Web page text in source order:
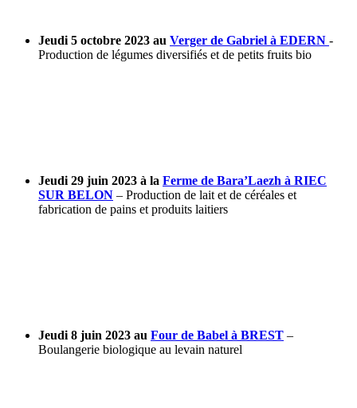
Jeudi 5 octobre 2023 au Verger de Gabriel à EDERN -
Production de légumes diversifiés et de petits fruits bio
Jeudi 29 juin 2023 à la Ferme de Bara’Laezh à RIEC
SUR BELON – Production de lait et de céréales et
fabrication de pains et produits laitiers
Jeudi 8 juin 2023 au Four de Babel à BREST –
Boulangerie biologique au levain naturel